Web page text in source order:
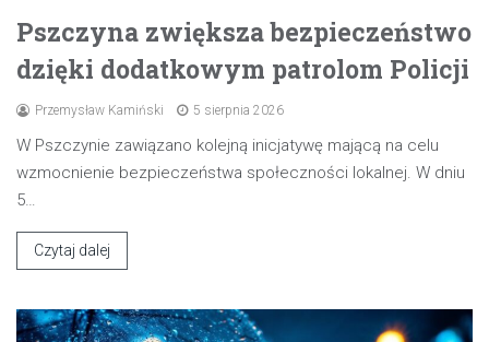
Pszczyna zwiększa bezpieczeństwo
dzięki dodatkowym patrolom Policji
Przemysław Kamiński 5 sierpnia 2026
W Pszczynie zawiązano kolejną inicjatywę mającą na celu
wzmocnienie bezpieczeństwa społeczności lokalnej. W dniu
5…
Czytaj dalej